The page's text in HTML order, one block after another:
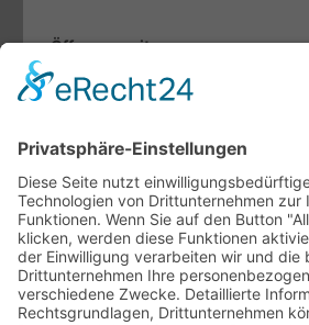
Öffnungszeiten
Mo. bis Fr.:
07.30 - 12.00 Uhr
Sa:
Fachthemen
Indoor-Living meets
Terrassendächer von
Lamellendächer von